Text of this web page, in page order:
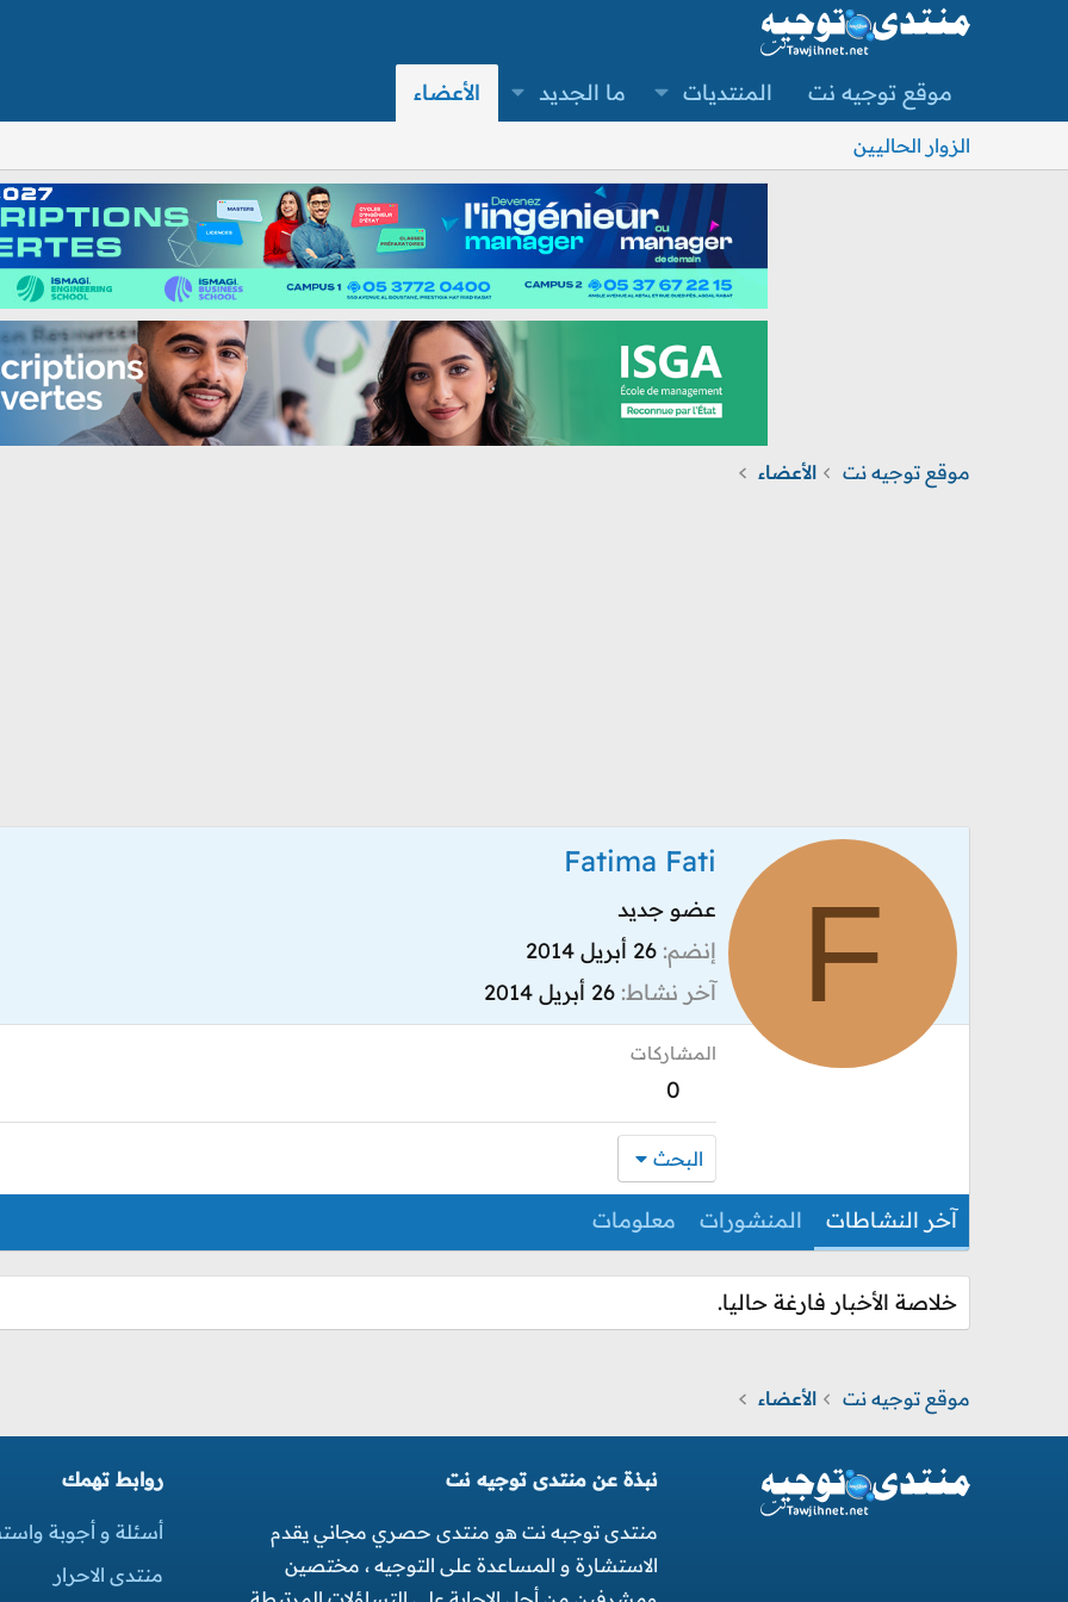
موقع توجيه نت المنتديات ما الجديد الأعضاء
الزوار الحاليين
موقع توجيه نت الأعضاء
F
Fatima Fati
عضو جديد
إنضم 26 أبريل 2014
آخر نشاط 26 أبريل 2014
المشاركات
0
البحث
آخر النشاطات المنشورات معلومات
خلاصة الأخبار فارغة حاليا.
موقع توجيه نت الأعضاء
نبذة عن منتدى توجيه نت
منتدى توجبه نت هو منتدى حصري مجاني يقدم
الاستشارة و المساعدة على التوجيه ، مختصين
روابط تهمك
أسئلة و أجوبة
منتدى الاحرار